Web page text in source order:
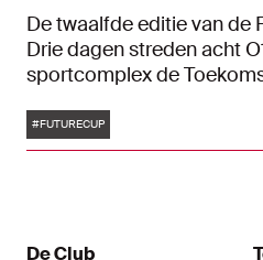
De twaalfde editie van de
Drie dagen streden acht
sportcomplex de
werd de winnaar. Bekijk
overzicht.
Tags
#FUTURECUP
De Club